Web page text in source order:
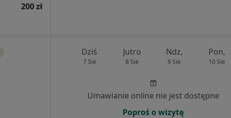
200 zł
Dziś
7 Sie
Jutro
8 Sie
Ndz,
9 Sie
Pon,
10 Sie
Umawianie online nie jest dostępne
Poproś o wizytę